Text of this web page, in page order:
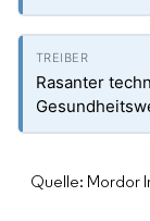
Rasanter
Quelle: Mordor